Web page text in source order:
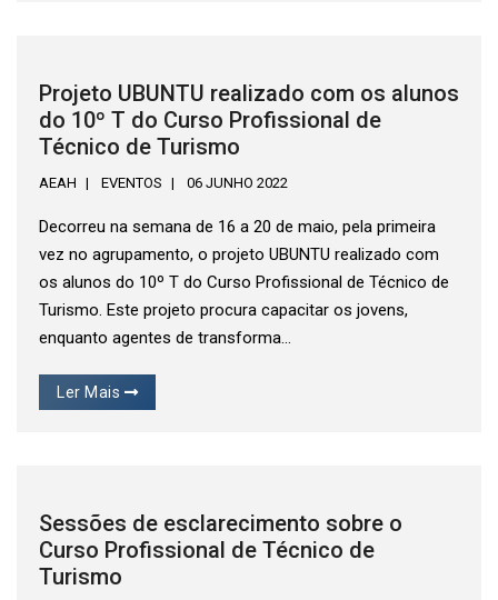
Projeto UBUNTU realizado com os alunos
do 10º T do Curso Profissional de
Técnico de Turismo
AEAH EVENTOS 06 JUNHO 2022
Decorreu na semana de 16 a 20 de maio, pela primeira
vez no agrupamento, o projeto UBUNTU realizado com
os alunos do 10º T do Curso Profissional de Técnico de
Turismo. Este projeto procura capacitar os jovens,
enquanto agentes de transforma...
Ler Mais
Sessões de esclarecimento sobre o
Curso Profissional de Técnico de
Turismo